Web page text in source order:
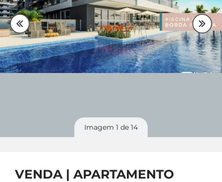
Fale Conosco 48 3364-0079
Plantão 48 99842-0500
Divulgue seu imóvel
Imagem 1 de 14
VENDA | APARTAMENTO